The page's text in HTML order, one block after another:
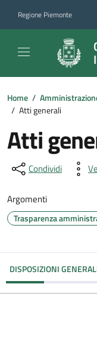
Regione Piemonte
Home /
/ Atti generali
Atti
Condividi
Argomenti
Trasparenza
DISPOSIZIONI